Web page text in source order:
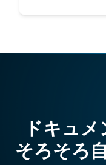
ドキュメ
そろそろ